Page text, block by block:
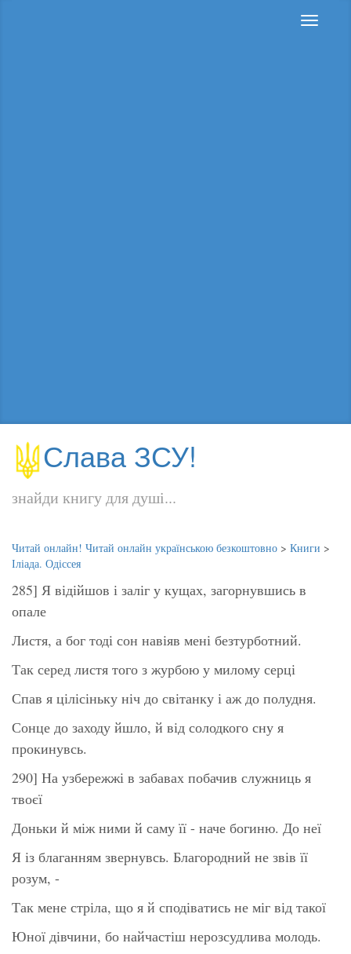
Слава ЗСУ!
знайди книгу для душі...
Читай онлайн! Читай онлайн українською безкоштовно > Книги >
Іліада. Одіссея
285] Я відійшов і заліг у кущах, загорнувшись в
опале
Листя, а бог тоді сон навіяв мені безтурботний.
Так серед листя того з журбою у милому серці
Спав я цілісіньку ніч до світанку і аж до полудня.
Сонце до заходу йшло, й від солодкого сну я
прокинувсь.
290] На узбережжі в забавах побачив служниць я
твоєї
Доньки й між ними й саму її - наче богиню. До неї
Я із благанням звернувсь. Благородний не звів її
розум, -
Так мене стріла, що я й сподіватись не міг від такої
Юної дівчини, бо найчастіш нерозсудлива молодь.